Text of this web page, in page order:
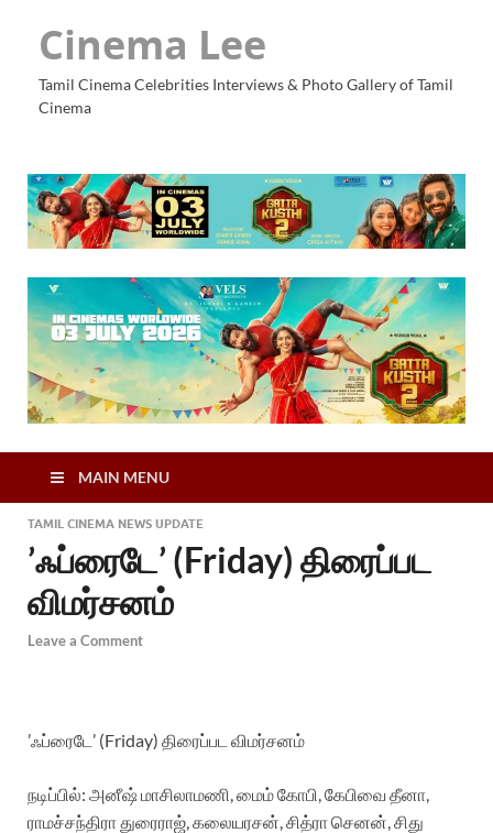
Cinema Lee
Tamil Cinema Celebrities Interviews & Photo Gallery of Tamil
Cinema
MAIN MENU
TAMIL CINEMA NEWS UPDATE
’ஃப்ரைடே’ (Friday) திரைப்பட
விமர்சனம்
Leave a Comment
’ஃப்ரைடே’ (Friday) திரைப்பட விமர்சனம்
நடிப்பில்: அனீஷ் மாசிலாமணி, மைம் கோபி, கேபிவை தீனா,
ராமச்சந்திரா துரைராஜ், கலையரசன், சித்ரா செனன், சிது